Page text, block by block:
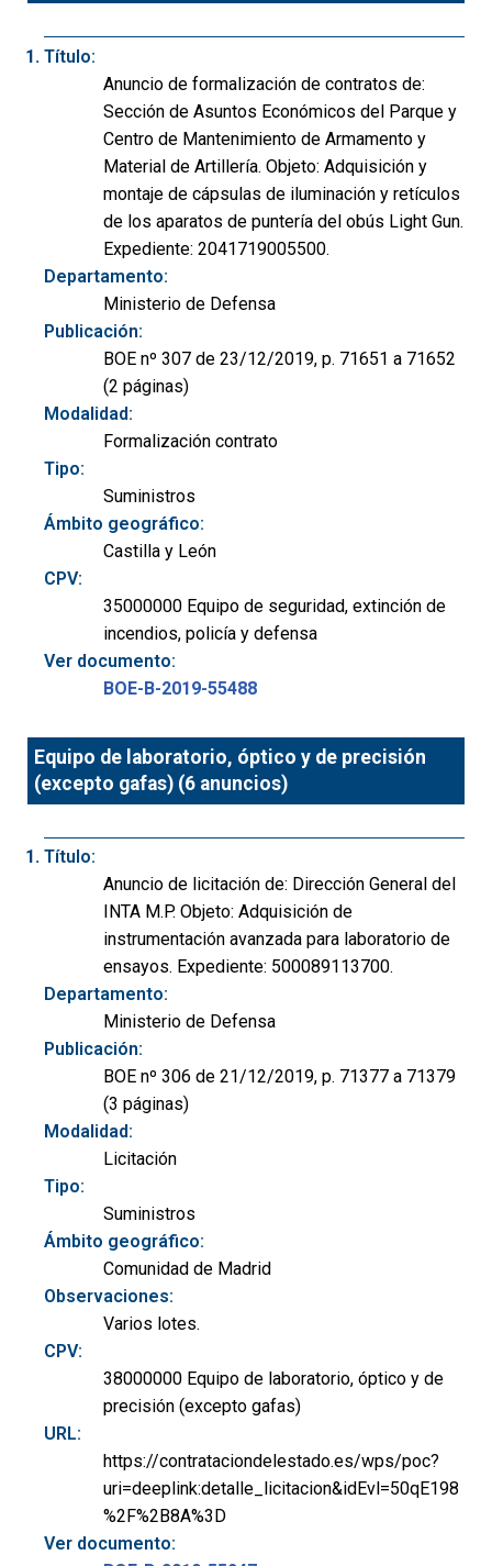
Título:
Anuncio de formalización de contratos de:
Sección de Asuntos Económicos del Parque y
Centro de Mantenimiento de Armamento y
Material de Artillería. Objeto: Adquisición y
montaje de cápsulas de iluminación y retículos
de los aparatos de puntería del obús Light Gun.
Expediente: 2041719005500.
Departamento:
Ministerio de Defensa
Publicación:
BOE nº 307 de 23/12/2019, p. 71651 a 71652
(2 páginas)
Modalidad:
Formalización contrato
Tipo:
Suministros
Ámbito geográfico:
Castilla y León
CPV:
35000000 Equipo de seguridad, extinción de
incendios, policía y defensa
Ver documento:
BOE-B-2019-55488
Equipo de laboratorio, óptico y de precisión
(excepto gafas) (6 anuncios)
Título:
Anuncio de licitación de: Dirección General del
INTA M.P. Objeto: Adquisición de
instrumentación avanzada para laboratorio de
ensayos. Expediente: 500089113700.
Departamento:
Ministerio de Defensa
Publicación:
BOE nº 306 de 21/12/2019, p. 71377 a 71379
(3 páginas)
Modalidad:
Licitación
Tipo:
Suministros
Ámbito geográfico:
Comunidad de Madrid
Observaciones:
Varios lotes.
CPV:
38000000 Equipo de laboratorio, óptico y de
precisión (excepto gafas)
URL:
https://contrataciondelestado.es/wps/poc?
uri=deeplink:detalle_licitacion&idEvl=50qE198
%2F%2B8A%3D
Ver documento: